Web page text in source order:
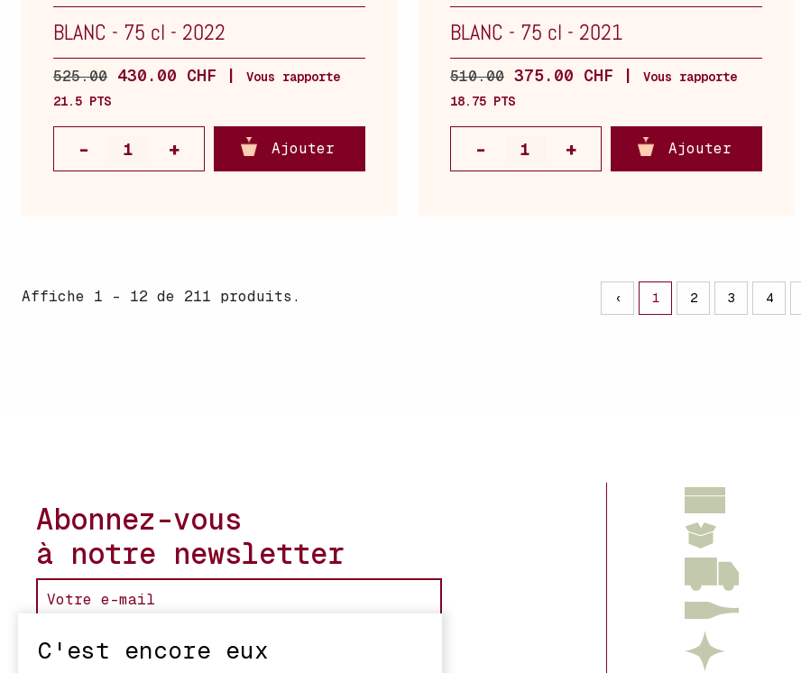
BLANC - 75 cl - 2022
525.00 430.00 CHF |
Vous rapporte
21.5 PTS
Ajouter
BLANC - 75 cl - 2021
510.00 375.00 CHF |
Vous rapporte
18.75 PTS
Ajouter
Affiche 1 - 12 de 211 produits. ‹ 1 2 3 4
Abonnez-vous
à notre newsletter
C'est encore eux